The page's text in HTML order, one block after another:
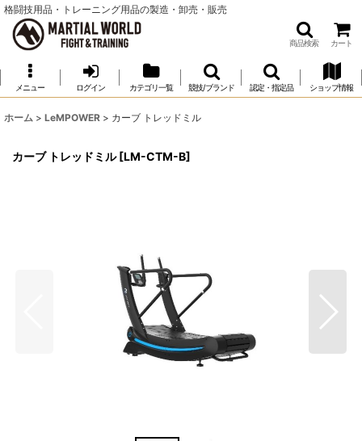
格闘技用品・トレーニング用品の製造・卸売・販売
商品検索 カート
メニュー ログイン カテゴリ一覧 競技/ブランド 認定・指定品 ショップ情報
ホーム > LeMPOWER > カーブ トレッドミル
カーブ トレッドミル [LM-CTM-B]